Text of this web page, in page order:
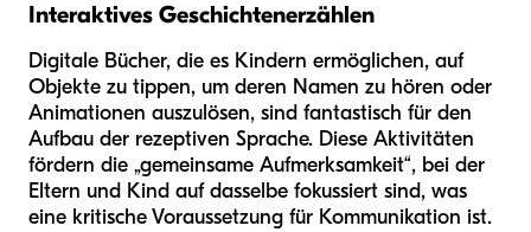
Interaktives Geschichtenerzählen
Digitale Bücher, die es Kindern ermöglichen, auf
Objekte zu tippen, um deren Namen zu hören oder
Animationen auszulösen, sind fantastisch für den
Aufbau der rezeptiven Sprache. Diese Aktivitäten
fördern die „gemeinsame Aufmerksamkeit“, bei der
Eltern und Kind auf dasselbe fokussiert sind, was
eine kritische Voraussetzung für Kommunikation ist.